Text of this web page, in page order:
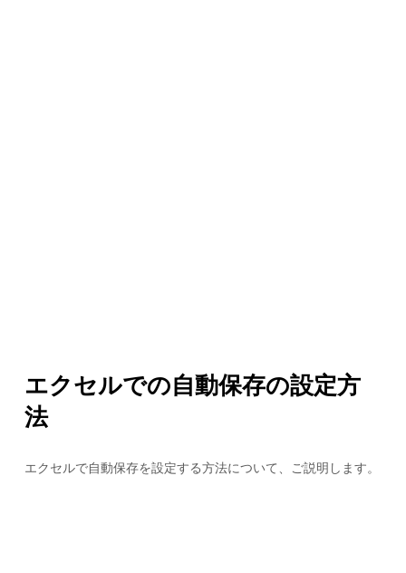
エクセルでの自動保存の設定方
法
エクセルで自動保存を設定する方法について、ご説明します。